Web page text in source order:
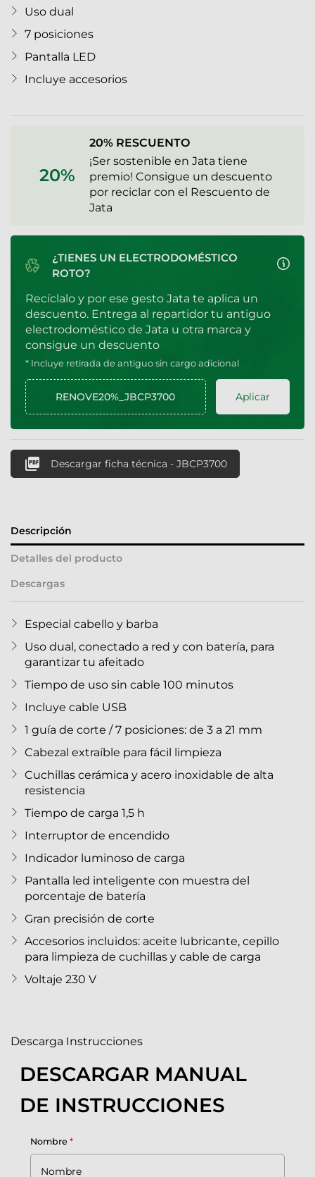
Uso dual
7 posiciones
Pantalla LED
Incluye accesorios
20%
20% RESCUENTO
¡Ser sostenible en Jata tiene
premio! Consigue un descuento
por reciclar con el Rescuento de
Jata
¿TIENES UN ELECTRODOMÉSTICO
ROTO?
Recíclalo y por ese gesto Jata te aplica un
descuento. Entrega al repartidor tu antiguo
electrodoméstico de Jata u otra marca y
consigue un descuento
* Incluye retirada de antiguo sin cargo adicional
Aplicar
 Descargar ficha técnica - JBCP3700
Descripción
Detalles del producto
Descargas
Especial cabello y barba
Uso dual, conectado a red y con batería, para
garantizar tu afeitado
Tiempo de uso sin cable 100 minutos
Incluye cable USB
1 guía de corte / 7 posiciones: de 3 a 21 mm
Cabezal extraíble para fácil limpieza
Cuchillas cerámica y acero inoxidable de alta
resistencia
Tiempo de carga 1,5 h
Interruptor de encendido
Indicador luminoso de carga
Pantalla led inteligente con muestra del
porcentaje de batería
Gran precisión de corte
Accesorios incluidos: aceite lubricante, cepillo
para limpieza de cuchillas y cable de carga
Voltaje 230 V
Descarga Instrucciones
DESCARGAR MANUAL
DE INSTRUCCIONES
Nombre *